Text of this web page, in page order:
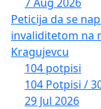
Peticija da se
invaliditetom na
Kragujevcu
104 potpisi
104 Potpisi /
29 Jul 2026